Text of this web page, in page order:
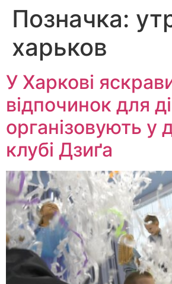
Перейти
вмісту
Позначка:
харьков
У Харкові
відпочинок для
організовують у
клубі Дзиґа